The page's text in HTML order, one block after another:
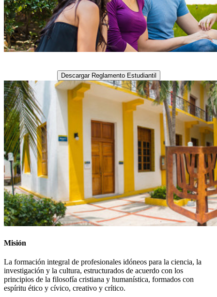
Descargar Reglamento Estudiantil
Misión
La formación integral de profesionales idóneos para la ciencia, la
investigación y la cultura, estructurados de acuerdo con los
principios de la filosofía cristiana y humanística, formados con
espíritu ético y cívico, creativo y crítico.